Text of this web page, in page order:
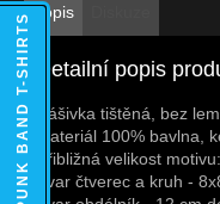
Popis
Detailní popis
Nášivka tištěná, bez
Materiál 100% bavlna,
Přibližná velikost motivu:
Tvar čtverec a kruh -
2.6. PUNK BAND T-SHIRTS